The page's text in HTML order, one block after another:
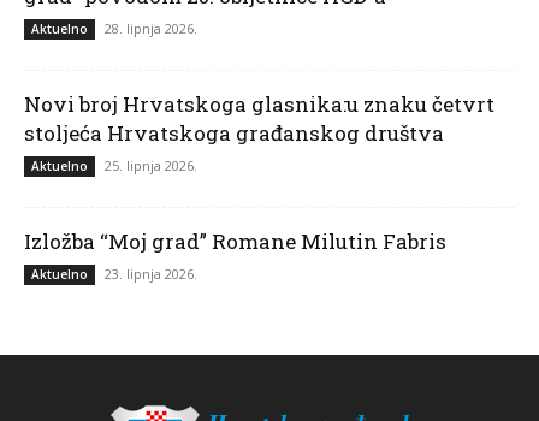
Aktuelno 28. lipnja 2026.
Novi broj Hrvatskoga glasnika:u znaku četvrt
stoljeća Hrvatskoga građanskog društva
Aktuelno 25. lipnja 2026.
Izložba “Moj grad” Romane Milutin Fabris
Aktuelno 23. lipnja 2026.